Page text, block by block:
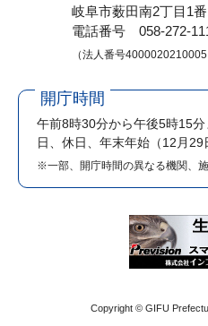
岐阜市薮田南2丁目1
電話番号 058-272-
（法人番号4000020210005
開庁時間
午前8時30分から午後5時15分
日、休日、年末年始（12月29
※一部、開庁時間の異なる機関、施
Copyright © GIFU